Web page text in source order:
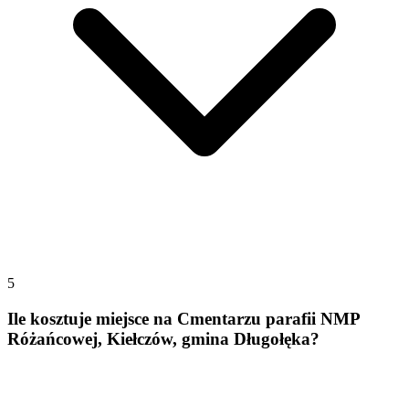
5
Ile kosztuje miejsce na Cmentarzu parafii NMP
Różańcowej, Kiełczów, gmina Długołęka?